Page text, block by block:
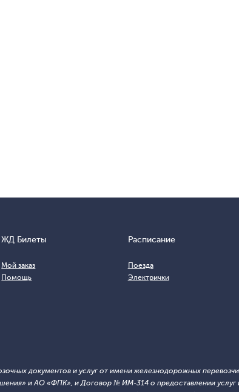
ЖД Билеты
Мой заказ
Помощь
Расписание
Поезда
Электрички
документов и услуг от имени железнодорожных
и АО «ФПК», и Договор № ИМ-314 о предоставлении услуг